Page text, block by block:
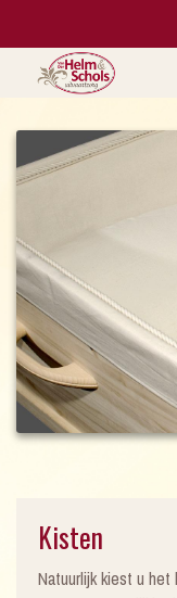
Kisten
Natuurlijk kiest u